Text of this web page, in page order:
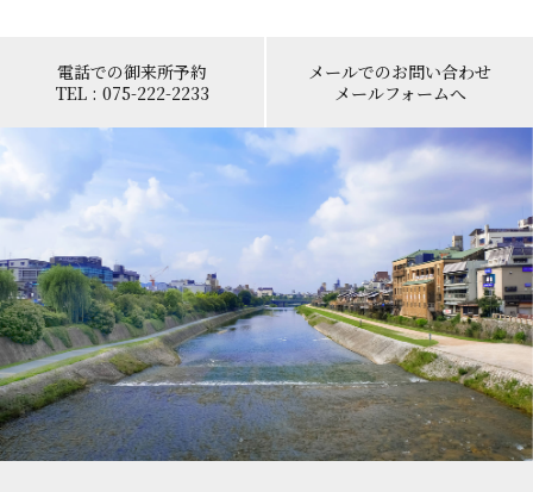
電話での御来所予約
TEL : 075-222-2233
メールでのお問い合わせ
メールフォームへ